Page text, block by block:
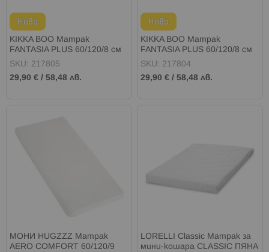
Ново
KIKKA BOO Матрак
FANTASIA PLUS 60/120/8 см
THE FISH PANDA
SKU: 217805
29,90 € / 58,48 лв.
Ново
KIKKA BOO Матрак
FANTASIA PLUS 60/120/8 см
NEW FRIENDS
SKU: 217804
29,90 € / 58,48 лв.
МОНИ HUGZZZ Матрак
AERO COMFORT 60/120/9
LORELLI Classic Матрак за
мини-кошара CLASSIC ПЯНА